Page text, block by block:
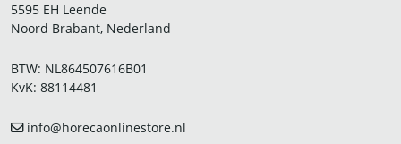
5595 EH Leende
Noord Brabant, Nederland
BTW: NL864507616B01
KvK: 88114481
info@horecaonlinestore.nl